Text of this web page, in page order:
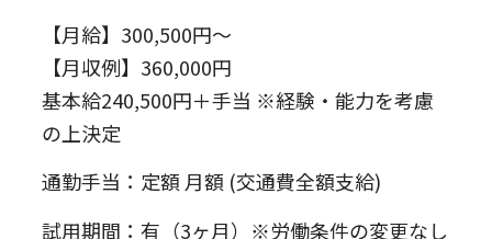
【月給】300,500円～
【月収例】360,000円
基本給240,500円＋手当 ※経験・能力を考慮
の上決定
通勤手当：定額 月額 (交通費全額支給)
試用期間：有（3ヶ月）※労働条件の変更なし